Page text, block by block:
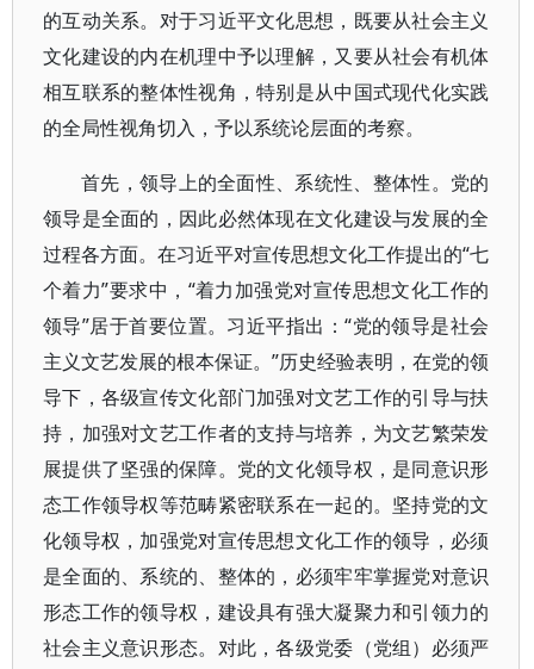
的互动关系。对于习近平文化思想，既要从社会主义
文化建设的内在机理中予以理解，又要从社会有机体
相互联系的整体性视角，特别是从中国式现代化实践
的全局性视角切入，予以系统论层面的考察。
首先，领导上的全面性、系统性、整体性。党的
领导是全面的，因此必然体现在文化建设与发展的全
过程各方面。在习近平对宣传思想文化工作提出的“七
个着力”要求中，“着力加强党对宣传思想文化工作的
领导”居于首要位置。习近平指出：“党的领导是社会
主义文艺发展的根本保证。”历史经验表明，在党的领
导下，各级宣传文化部门加强对文艺工作的引导与扶
持，加强对文艺工作者的支持与培养，为文艺繁荣发
展提供了坚强的保障。党的文化领导权，是同意识形
态工作领导权等范畴紧密联系在一起的。坚持党的文
化领导权，加强党对宣传思想文化工作的领导，必须
是全面的、系统的、整体的，必须牢牢掌握党对意识
形态工作的领导权，建设具有强大凝聚力和引领力的
社会主义意识形态。对此，各级党委（党组）必须严